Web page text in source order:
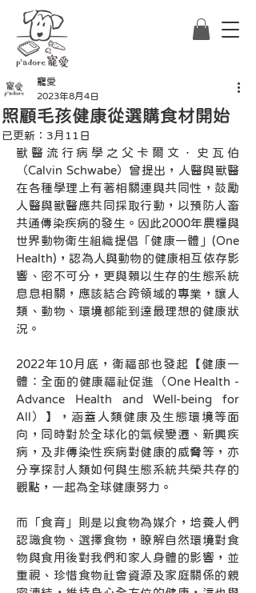
照顧毛孩健康從選購食材開始
寵愛
2023年8月4日
已更新： 3月11日
獸醫流行病學之父卡爾文．史瓦伯
（Calvin Schwabe）曾提出，人醫與獸醫
在各種學理上有著相關連與共同性，鼓勵
人醫與獸醫應共同採取行動，以預防人畜
共通傳染疾病的發生。因此2000年農糧與
世界動物衛生組織提倡「健康一體」(One
Health)，認為人與動物的健康相互依存影
響、密不可分，更與賴以生存的生態系統
息息相關，應該結合跨領域的專業，讓人
類、動物、環境都能到達最理想的健康狀
況。
2022年10月底，衛福部也發起【健康一
體：全面的健康福祉促進（One Health -
Advance Health and Well-being for
All）】，涵蓋人類健康及生態環境等面
向，同時對於全球化的氣候變遷、新興疾
病，及非傳染性疾病對健康的威脅等，亦
分享探討人類如何與生態系統共榮共存的
觀點，一起為全球健康努力。
而「食育」則是以食物為媒介，培養人們
認識食物、選擇食物，瞭解自然環境對食
物與食用後對我們和家人身體的影響，並
重視、珍惜食物社會資源及家庭關係的親